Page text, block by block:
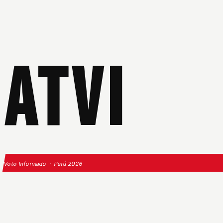
ATVI
Voto Informado · Perú 2026